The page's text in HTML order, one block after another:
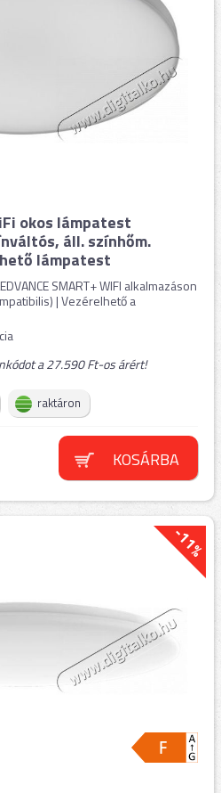
okos lámpatest
áll. színhőm.
lámpatest
SMART+ WIFI alkalmazáson
| Vezérelhető a
a 27.590 Ft-os árért!
raktáron
KOSÁRBA
-11%